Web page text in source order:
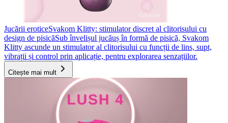
Jucării eroticeSvakom Klitty: stimulator discret al clitorisului cu
design de pisicăSub învelișul jucăuș în formă de pisică, Svakom
Klitty ascunde un stimulator al clitorisului cu funcții de lins, supt,
vibrații și control prin aplicație, pentru explorarea senzațiilor.
Citește mai mult